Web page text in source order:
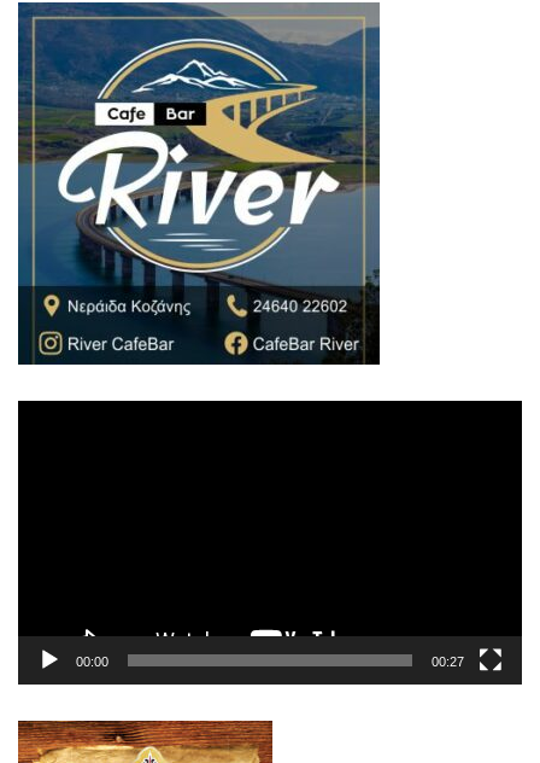
00:00 00:27